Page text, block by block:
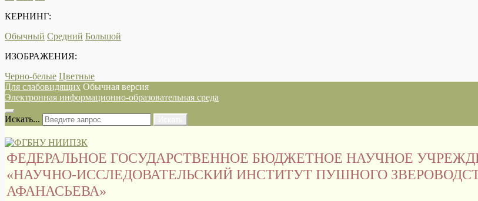
КЕРНИНГ:
Обычный Средний Большой
ИЗОБРАЖЕНИЯ:
Черно-белые Цветные
Для слабовидящих Обычная версия
Электронная информационно-образовательная среда
Искать...
ФЕДЕРАЛЬНОЕ ГОСУДАРСТВЕННОЕ БЮДЖЕТНОЕ НАУЧНОЕ
«НАУЧНО-ИССЛЕДОВАТЕЛЬСКИЙ ИНСТИТУТ ПУШНОГО
АФАНАСЬЕВА»